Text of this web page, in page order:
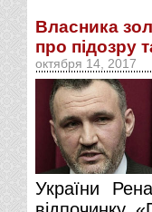
Власника
про підозру
октября 14, 2017
України